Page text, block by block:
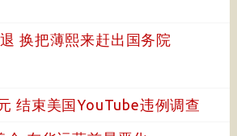
换把薄熙来赶出国务院
结束美国YouTube违例调查